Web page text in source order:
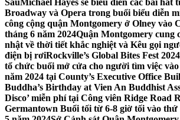
SáuMichael Hayes sẽ biểu diễn các bài hát
Broadway và Opera trong buổi biểu diễn
công cộng quận Montgomery ở Olney vào
tháng 6 năm 2024Quận Montgomery cung
nhật về thời tiết khắc nghiệt và Kêu gọi
điện bị rơiRockville’s Global Bites Fest 2024
tổ chức buổi mở cửa cho người tìm việc
năm 2024 tại County’s Executive Office
Buddha’s Birthday at Vien An Buddhist
Disco’ miễn phí tại Công viên Ridge Road
Germantown Buổi tối từ 6-8 giờ tối vào thứ